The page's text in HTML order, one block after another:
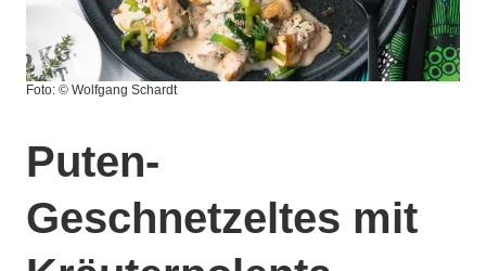
Foto: © Wolfgang Schardt
Puten-
Geschnetzeltes mit